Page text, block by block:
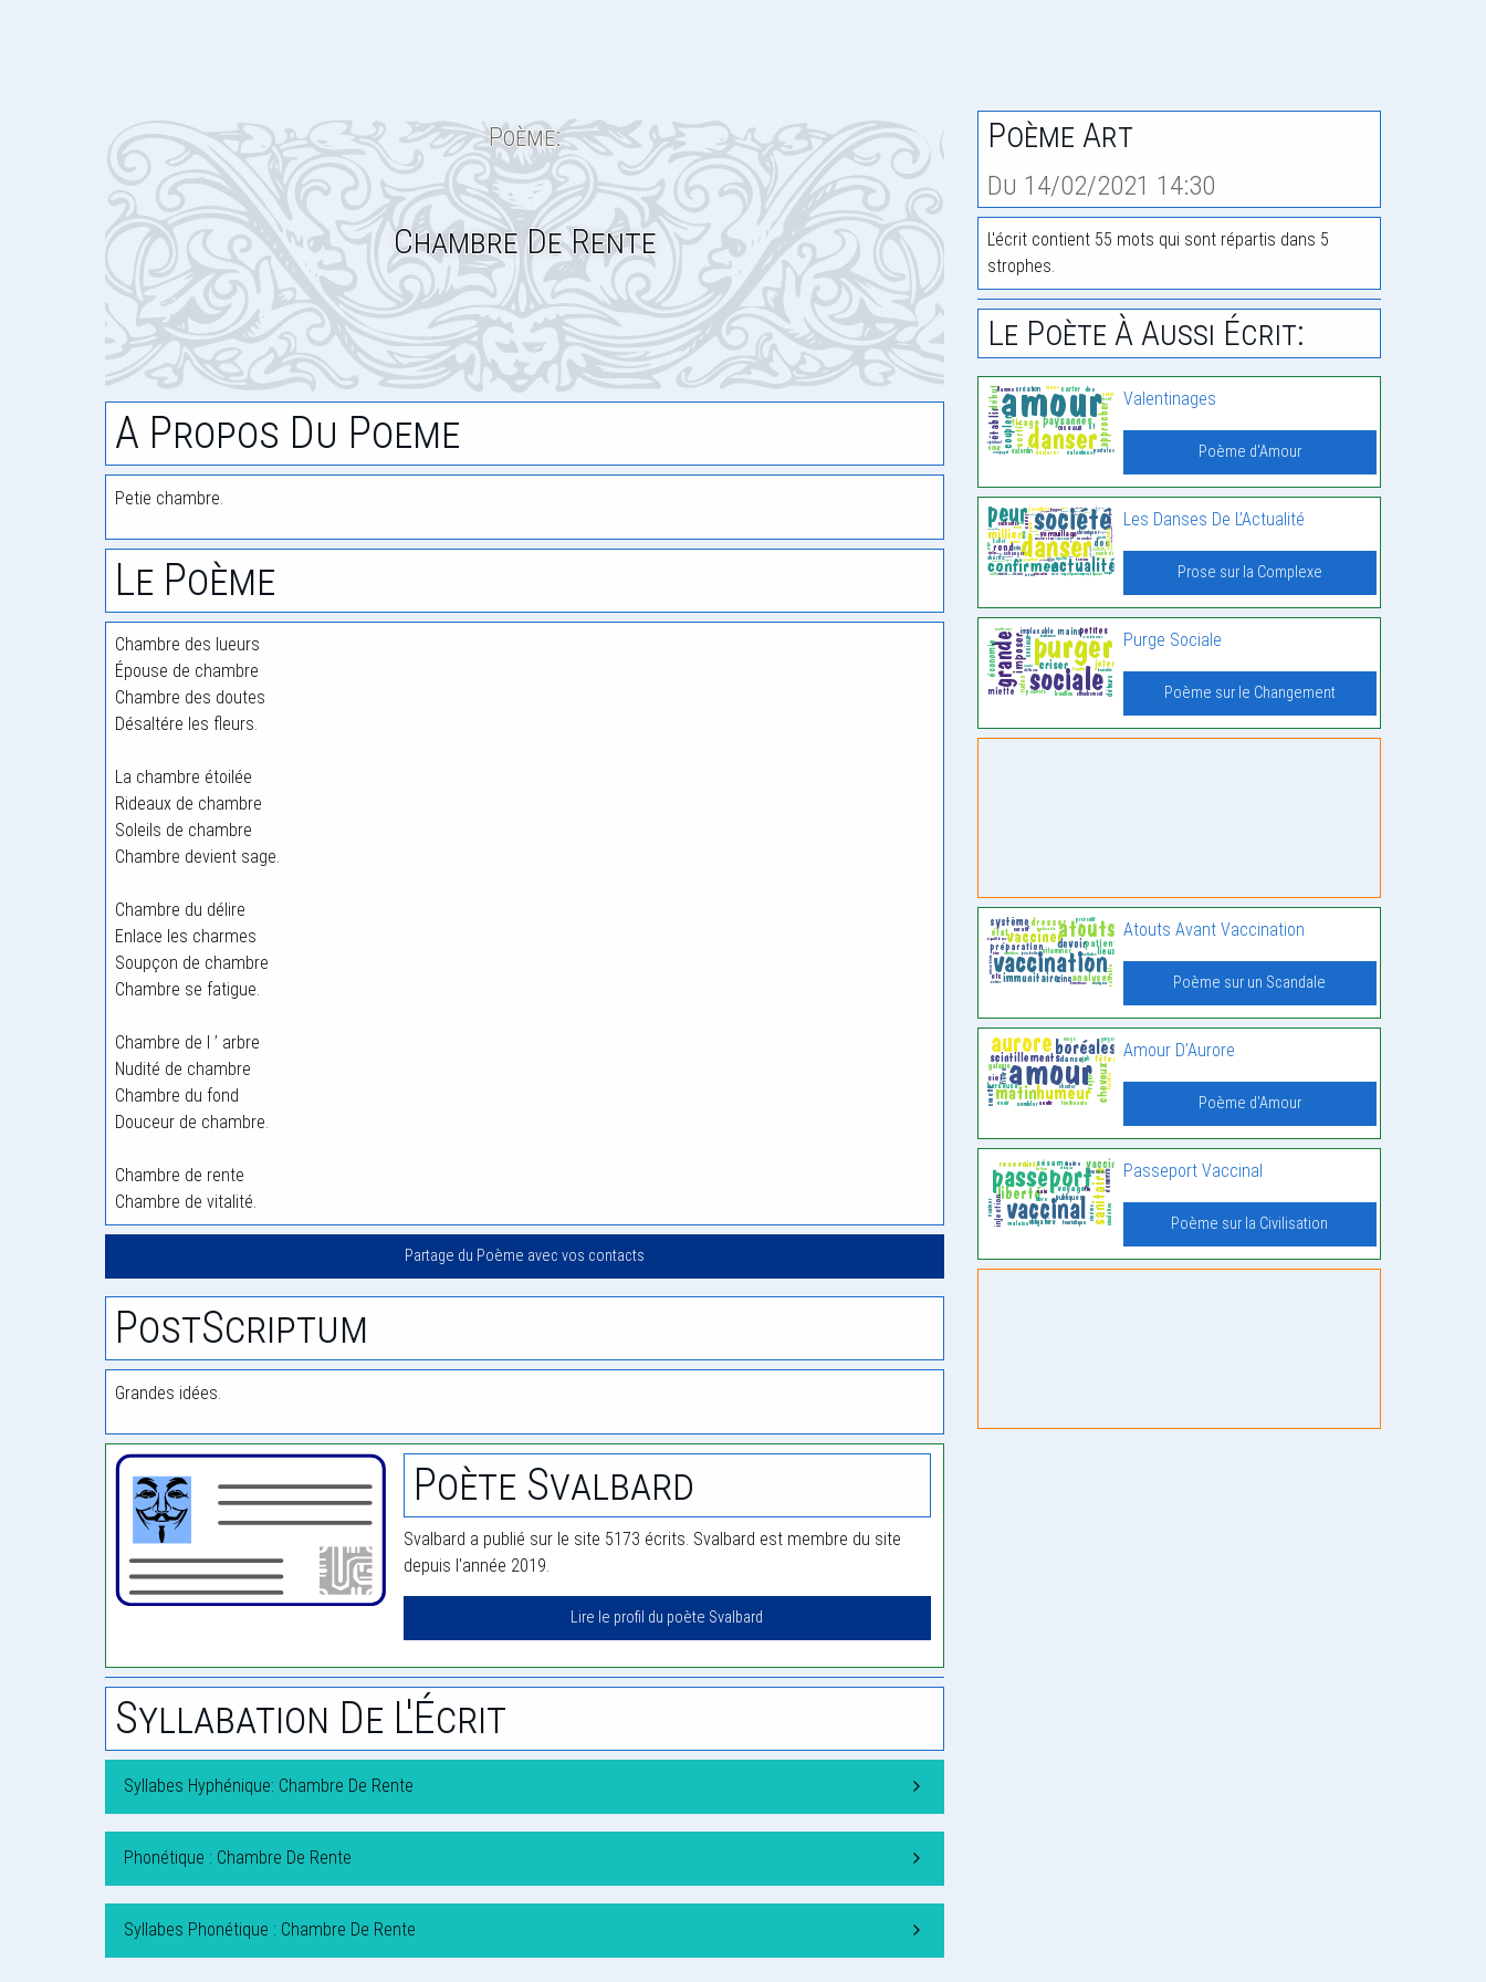
Poème:
Chambre De Rente
A Propos Du Poeme
Petie chambre.
Le Poème
Chambre des lueurs
Épouse de chambre
Chambre des doutes
Désaltére les fleurs.
La chambre étoilée
Rideaux de chambre
Soleils de chambre
Chambre devient sage.
Chambre du délire
Enlace les charmes
Soupçon de chambre
Chambre se fatigue.
Chambre de l ’ arbre
Nudité de chambre
Chambre du fond
Douceur de chambre.
Chambre de rente
Chambre de vitalité.
Partage du Poème avec vos contacts
PostScriptum
Grandes idées.
Poète Svalbard
Svalbard a publié sur le site 5173 écrits. Svalbard est membre du site
depuis l'année 2019.
Lire le profil du poète Svalbard
Syllabation De L'Écrit
Syllabes Hyphénique: Chambre De Rente
Phonétique : Chambre De Rente
Syllabes Phonétique : Chambre De Rente
Poème Art
Du 14/02/2021 14:30
L'écrit contient 55 mots qui sont répartis dans 5
strophes.
Le Poète À Aussi Écrit:
Valentinages
Poème d'Amour
Les Danses De L’Actualité
Prose sur la Complexe
Purge Sociale
Poème sur le Changement
Atouts Avant Vaccination
Poème sur un Scandale
Amour D’Aurore
Poème d'Amour
Passeport Vaccinal
Poème sur la Civilisation